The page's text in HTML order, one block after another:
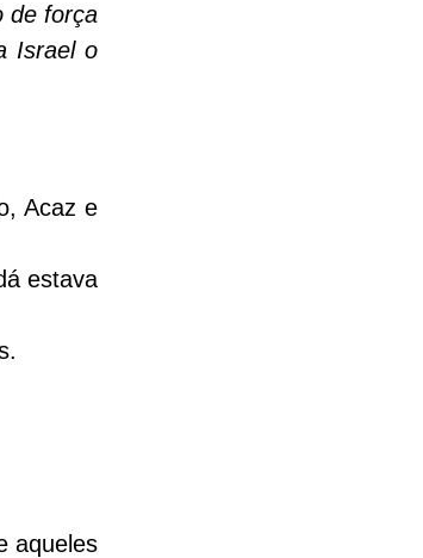
de força
Israel o
Acaz e
estava
aqueles